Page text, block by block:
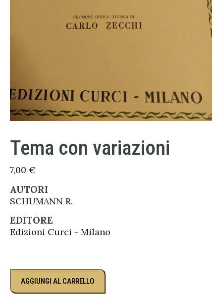
Tema con variazioni
7,00 €
AUTORI
SCHUMANN R.
EDITORE
Edizioni Curci - Milano
AGGIUNGI AL CARRELLO